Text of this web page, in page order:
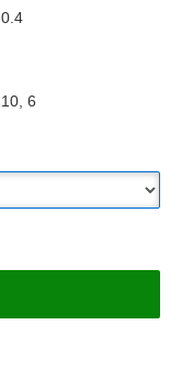
0.4
10, 6